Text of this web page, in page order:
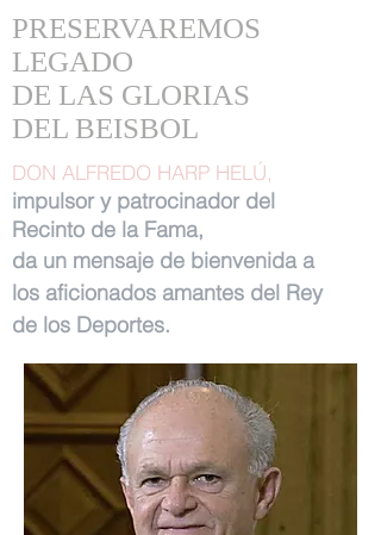
PRESERVAREMOS
LEGADO
DE LAS GLORIAS
DEL BEISBOL
DON ALFREDO HARP HELÚ,
impulsor y patrocinador del
Recinto de la Fama,
da un mensaje de bienvenida a
los aficionados amantes del Rey
de los Deportes.